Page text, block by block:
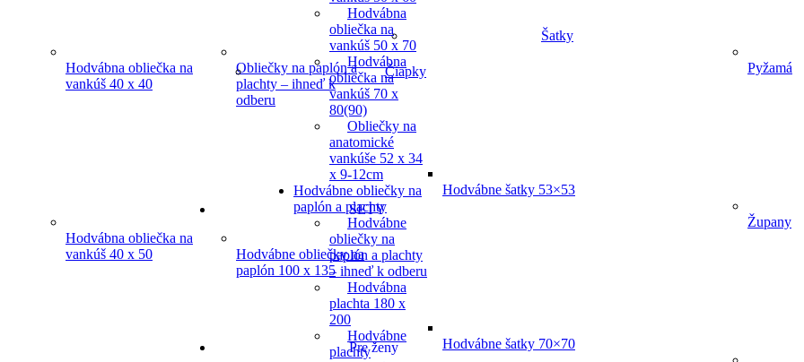
Čiapky
SETY
Pre ženy
Hodvábna
obliečka na
vankúš 50 x 70
Hodvábna
obliečka na
vankúš 70 x
80(90)
Obliečky na
anatomické
vankúše 52 x 34
x 9-12cm
Hodvábne obliečky na
paplón a plachty
Hodvábne
obliečky na
paplón a plachty
– ihneď k odberu
Hodvábna
plachta 180 x
200
Hodvábne
plachty
Hodvábna obliečka na
vankúš 40 x 40
Hodvábna obliečka na
vankúš 40 x 50
Obliečky na paplón a
plachty – ihneď k
odberu
Hodvábne obliečky na
paplón 100 x 135
Šatky
Hodvábne šatky 53×53
Hodvábne šatky 70×70
Pyžamá
Župany